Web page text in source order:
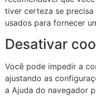
tiver certeza se precisa
usados ​​para fornecer
Desativar
Você pode impedir a
ajustando as
a Ajuda do navegador